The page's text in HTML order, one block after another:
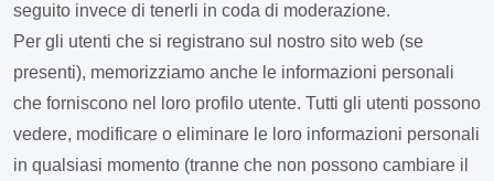
seguito invece di tenerli in coda di moderazione.
Per gli utenti che si registrano sul nostro sito web (se
presenti), memorizziamo anche le informazioni personali
che forniscono nel loro profilo utente. Tutti gli utenti possono
vedere, modificare o eliminare le loro informazioni personali
in qualsiasi momento (tranne che non possono cambiare il